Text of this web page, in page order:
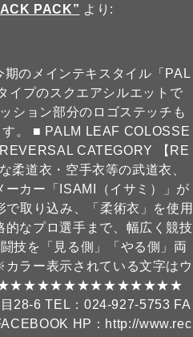
PACK” より:
のメインテキスタイル「PAL
イプのスクエアシルエットで
ション部分のロゴステッチも
。 ■ PALM LEAF COLOSSE
CATEGORY 【RE
柔道衣・空手衣等の武道衣、
カー「ISAMI（イサミ）」が
取り込み、「柔術衣」を使用
なプロ選手まで、幅広く競技
技を「見る側」「やる側」両
ラー表示されている文字はウ
★★★★★★★★★★★★★★★★★★
28-6 TEL：024-927-5753 FA
HP：http://www.rec